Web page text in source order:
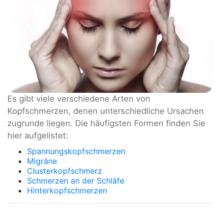
Es gibt viele verschiedene Arten von
Kopfschmerzen, denen unterschiedliche Ursachen
zugrunde liegen. Die häufigsten Formen finden Sie
hier aufgelistet:
Spannungskopfschmerzen
Migräne
Clusterkopfschmerz
Schmerzen an der Schläfe
Hinterkopfschmerzen